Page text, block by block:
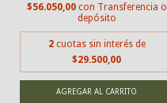
$56.050,00 con Transferencia o
depósito
2 cuotas sin interés de
$29.500,00